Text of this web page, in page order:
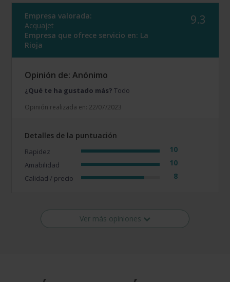
Empresa valorada:
Acquajet
Empresa que ofrece servicio en: La
Rioja
9.3
Opinión de: Anónimo
¿Qué te ha gustado más? Todo
Opinión realizada en: 22/07/2023
Detalles de la puntuación
Rapidez 10
Amabilidad 10
Calidad / precio 8
Ver más opiniones